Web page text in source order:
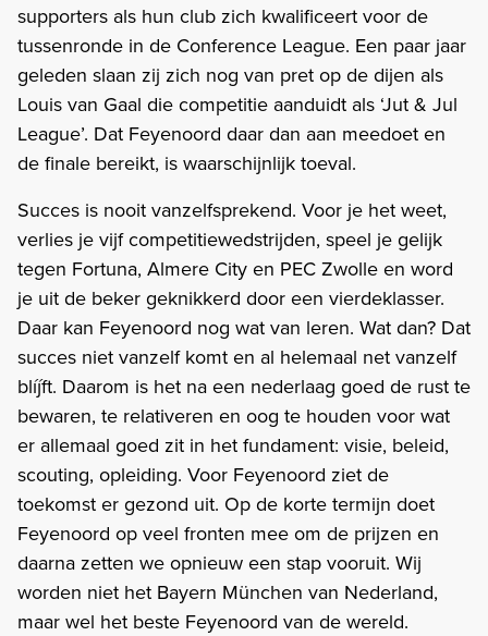
supporters als hun club zich kwalificeert voor de
tussenronde in de Conference League. Een paar jaar
geleden slaan zij zich nog van pret op de dijen als
Louis van Gaal die competitie aanduidt als ‘Jut & Jul
League’. Dat Feyenoord daar dan aan meedoet en
de finale bereikt, is waarschijnlijk toeval.
Succes is nooit vanzelfsprekend. Voor je het weet,
verlies je vijf competitiewedstrijden, speel je gelijk
tegen Fortuna, Almere City en PEC Zwolle en word
je uit de beker geknikkerd door een vierdeklasser.
Daar kan Feyenoord nog wat van leren. Wat dan? Dat
succes niet vanzelf komt en al helemaal net vanzelf
blíjft. Daarom is het na een nederlaag goed de rust te
bewaren, te relativeren en oog te houden voor wat
er allemaal goed zit in het fundament: visie, beleid,
scouting, opleiding. Voor Feyenoord ziet de
toekomst er gezond uit. Op de korte termijn doet
Feyenoord op veel fronten mee om de prijzen en
daarna zetten we opnieuw een stap vooruit. Wij
worden niet het Bayern München van Nederland,
maar wel het beste Feyenoord van de wereld.